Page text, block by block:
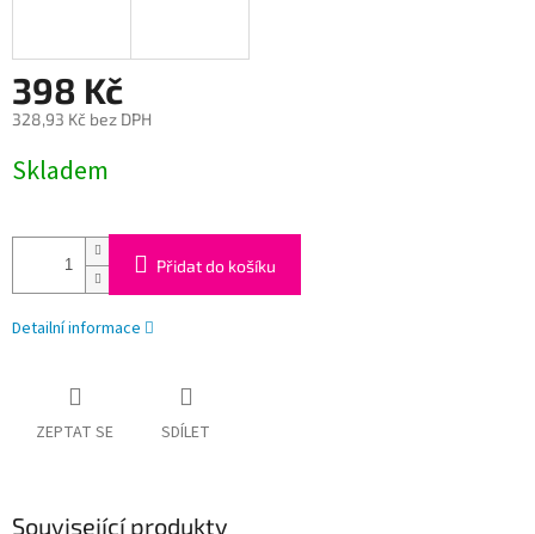
398 Kč
328,93 Kč bez DPH
cena:
Skladem
Přidat do košíku
Detailní informace
ZEPTAT SE SDÍLET
Související produkty